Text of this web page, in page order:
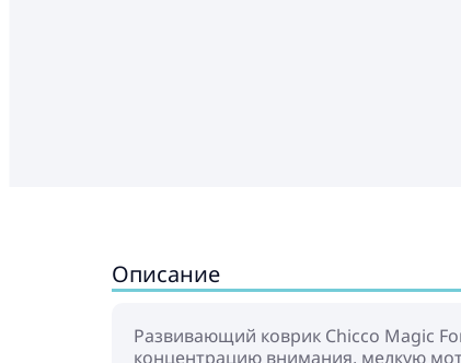
Описание
Развивающий коврик Chicco Magic
концентрацию внимания, мелкую